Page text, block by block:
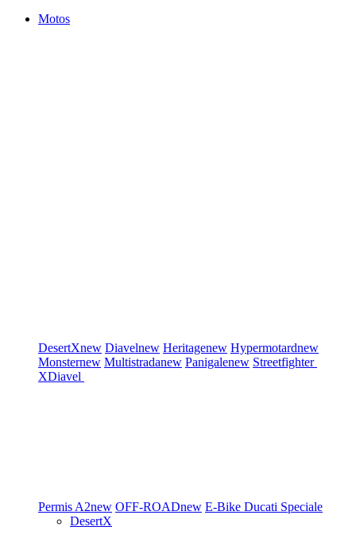
Motos
DesertXnew Diavelnew Heritagenew Hypermotardnew
Monsternew Multistradanew Panigalenew Streetfighter
XDiavel
Permis A2new OFF-ROADnew E-Bike Ducati Speciale
DesertX